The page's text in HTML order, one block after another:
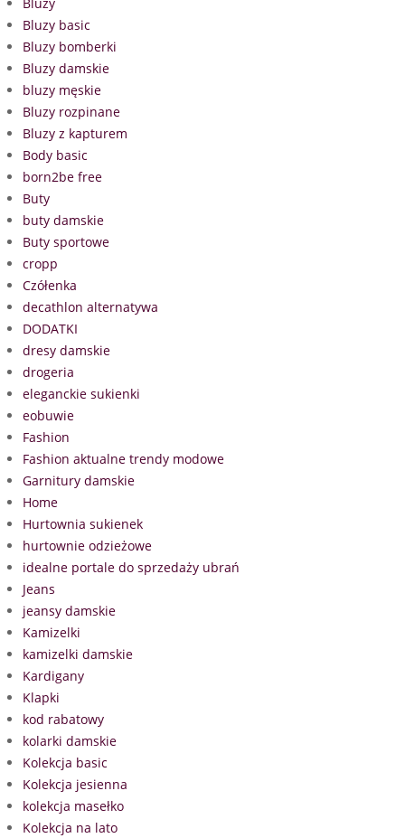
Bluzy basic
Bluzy bomberki
Bluzy damskie
bluzy męskie
Bluzy rozpinane
Bluzy z kapturem
Body basic
born2be free
Buty
buty damskie
Buty sportowe
cropp
Czółenka
decathlon alternatywa
DODATKI
dresy damskie
drogeria
eleganckie sukienki
eobuwie
Fashion
Fashion aktualne trendy modowe
Garnitury damskie
Home
Hurtownia sukienek
hurtownie odzieżowe
idealne portale do sprzedaży ubrań
Jeans
jeansy damskie
Kamizelki
kamizelki damskie
Kardigany
Klapki
kod rabatowy
kolarki damskie
Kolekcja basic
Kolekcja jesienna
kolekcja masełko
Kolekcja na lato